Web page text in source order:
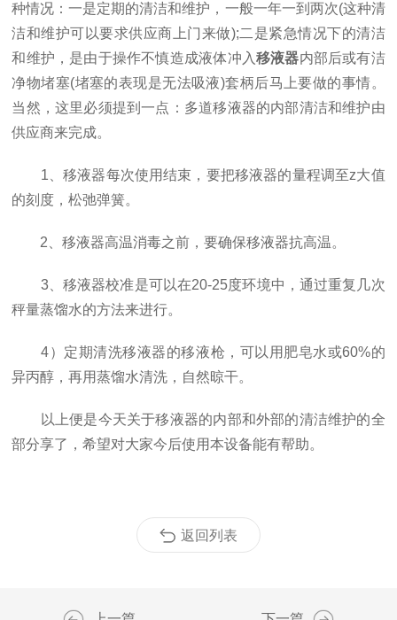
种情况：一是定期的清洁和维护，一般一年一到两次(这种清
洁和维护可以要求供应商上门来做);二是紧急情况下的清洁
和维护，是由于操作不慎造成液体冲入移液器内部后或有洁
净物堵塞(堵塞的表现是无法吸液)套柄后马上要做的事情。
当然，这里必须提到一点：多道移液器的内部清洁和维护由
供应商来完成。
1、移液器每次使用结束，要把移液器的量程调至z大值
的刻度，松弛弹簧。
2、移液器高温消毒之前，要确保移液器抗高温。
3、移液器校准是可以在20-25度环境中，通过重复几次
秤量蒸馏水的方法来进行。
4）定期清洗移液器的移液枪，可以用肥皂水或60%的
异丙醇，再用蒸馏水清洗，自然晾干。
以上便是今天关于移液器的内部和外部的清洁维护的全
部分享了，希望对大家今后使用本设备能有帮助。
返回列表